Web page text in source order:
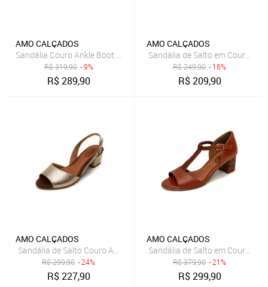
AMO CALÇADOS
Sandália Couro Ankle Boot Amo Calçados Sophia Preta
R$319,90 - 9%
R$289,90
AMO CALÇADOS
Sandália de Salto em Couro
R$249,90 - 16%
R$209,90
AMO CALÇADOS
Sandália de Salto Couro Amo Calçados Uly Dourada
R$299,90 - 24%
R$227,90
AMO CALÇADOS
Sandália de Salto em Couro
R$379,90 - 21%
R$299,90